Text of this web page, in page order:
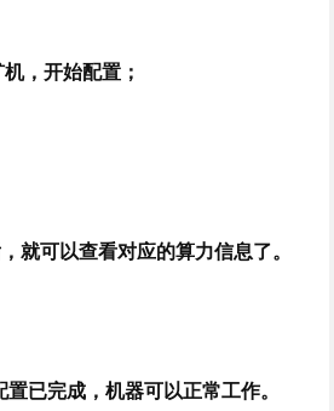
，开始配置；
就可以查看对应的算力信息了。
已完成，机器可以正常工作。